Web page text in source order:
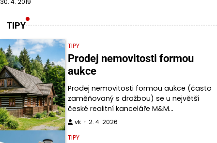
TIPY
TIPY
Prodej nemovitosti formou
aukce
Prodej nemovitosti formou aukce (často
zaměňovaný s dražbou) se u největší
české realitní kanceláře M&M…
vk
2. 4. 2026
TIPY